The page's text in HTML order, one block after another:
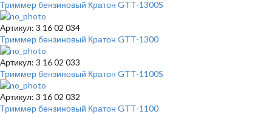
Триммер бензиновый Кратон GTT-1300S
Артикул: 3 16 02 034
Триммер бензиновый Кратон GTT-1300
Артикул: 3 16 02 033
Триммер бензиновый Кратон GTT-1100S
Артикул: 3 16 02 032
Триммер бензиновый Кратон GTT-1100